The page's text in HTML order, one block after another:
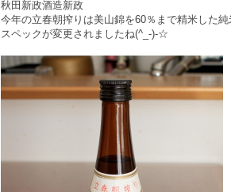
秋田新政酒造新政
今年の立春朝搾りは美山錦を60％まで精米した
スペックが変更されましたね(^_-)-☆